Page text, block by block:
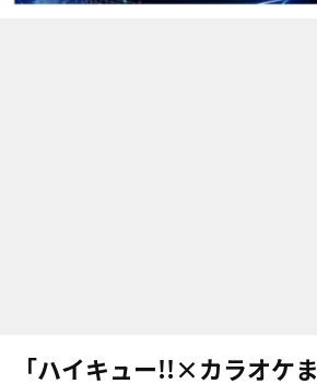
「ハイキュー!!×カラオケ